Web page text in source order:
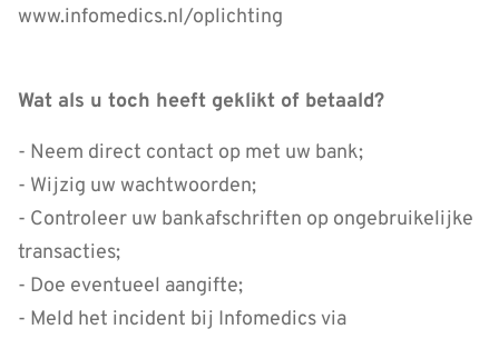
www.infomedics.nl/oplichting
Wat als u toch heeft geklikt of betaald?
- Neem direct contact op met uw bank;
- Wijzig uw wachtwoorden;
- Controleer uw bankafschriften op ongebruikelijke
transacties;
- Doe eventueel aangifte;
- Meld het incident bij Infomedics via